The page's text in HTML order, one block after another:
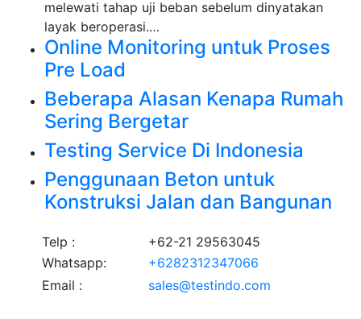
melewati tahap uji beban sebelum dinyatakan
layak beroperasi.…
Online Monitoring untuk Proses
Pre Load
Beberapa Alasan Kenapa Rumah
Sering Bergetar
Testing Service Di Indonesia
Penggunaan Beton untuk
Konstruksi Jalan dan Bangunan
Telp :
+62-21 29563045
Whatsapp:
+6282312347066
Email :
sales@testindo.com